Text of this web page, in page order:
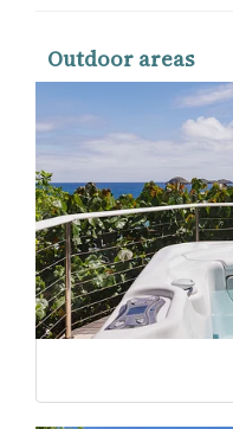
Outdoor areas